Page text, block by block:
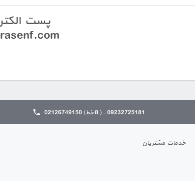
پست
09232725181 - ( 8 خط) 02126749150
خدمات مشتریان